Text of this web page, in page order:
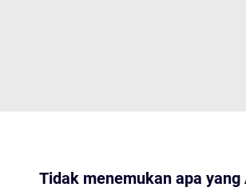
Tidak menemukan apa yang